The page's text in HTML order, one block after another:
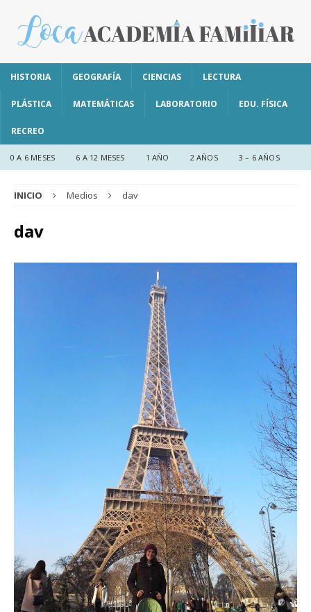
HISTORIA GEOGRAFÍA CIENCIAS LECTURA
PLÁSTICA MATEMÁTICAS LABORATORIO EDU. FÍSICA
RECREO
0 A 6 MESES 6 A 12 MESES 1 AÑO 2 AÑOS 3 – 6 AÑOS
INICIO Medios dav
dav